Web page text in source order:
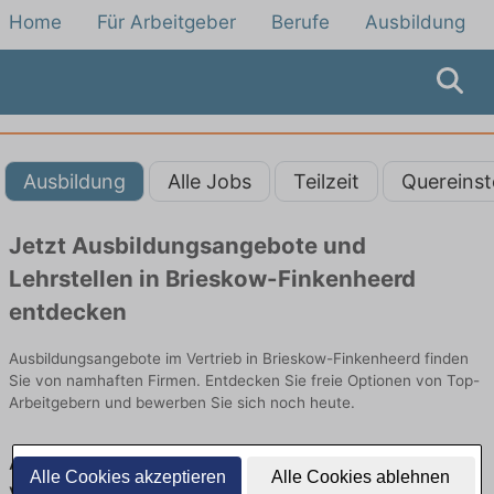
Alle Cookies akzeptieren Alle Cookies ablehnen
Home Für Arbeitgeber Berufe Ausbildung
Ausbildung Alle Jobs Teilzeit
Jetzt Ausbildungsangebote und
Lehrstellen in Brieskow-Finkenheerd
entdecken
Ausbildungsangebote im Vertrieb in Brieskow-Finkenheerd finden
Sie von namhaften Firmen. Entdecken Sie freie Optionen von Top-
Arbeitgebern und bewerben Sie sich noch heute.
Ausbildung in Brieskow-Finkenheerd im